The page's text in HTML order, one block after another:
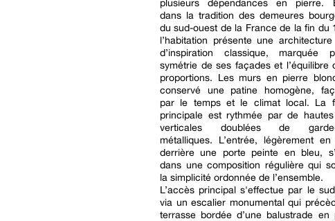
plusieurs dépendances en pierre.
dans la tradition des demeures
du sud-ouest de la France de la fin du
l’habitation présente une
d’inspiration classique, marquée
symétrie de ses façades et l’équilibre
proportions. Les murs en pierre
conservé une patine homogène,
par le temps et le climat local. La
principale est rythmée par de
verticales doublées de garde-
métalliques. L’entrée, légèrement
derrière une porte peinte en bleu,
dans une composition régulière qui
la simplicité ordonnée de l’ensemble.
L’accès principal s'effectue par le
via un escalier monumental qui
terrasse bordée d’une balustrade en